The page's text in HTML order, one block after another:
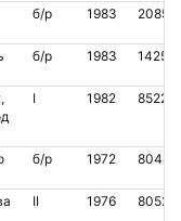
б/р 1983
б/р 1983
I 1982
б/р 1972
II 1976